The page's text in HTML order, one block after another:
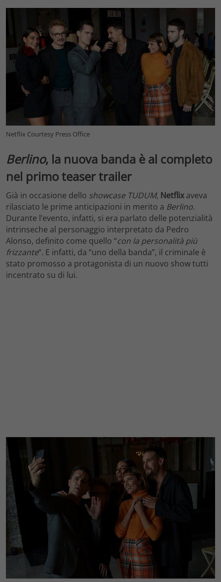
Netflix Courtesy Press Office
Berlino, la nuova banda è al completo
nel primo teaser trailer
Già in occasione dello showcase TUDUM, Netflixaveva
rilasciato le prime anticipazioni in merito a Berlino.
Durante l’evento, infatti, si era parlato delle potenzialità
intrinseche al personaggio interpretato da Pedro
Alonso, definito come quello “con la personalità più
frizzante“. E infatti, da “uno della banda”, il criminale è
stato promosso a protagonista di un nuovo show tutti
incentrato su di lui.